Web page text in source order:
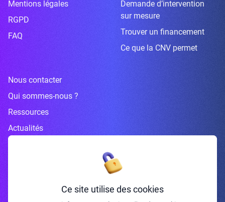
Mentions légales
RGPD
FAQ
Demande d’intervention
sur mesure
Trouver un financement
Ce que la CNV permet
Nous contacter
Qui sommes-nous ?
Ressources
Actualités
Inscrivez-vous à la newsletter
Ce site utilise des cookies